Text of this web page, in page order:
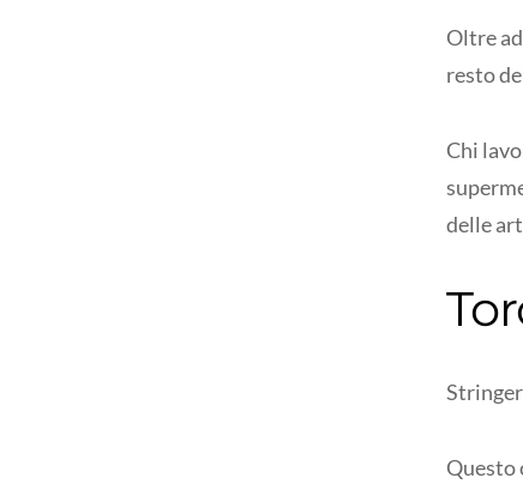
Oltre
resto
Chi
delle
Questo